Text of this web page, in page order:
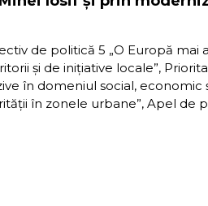
de politică 5 „O Europă
și de inițiative locale”,
în domeniul social, economic
în zonele urbane”, Apel de